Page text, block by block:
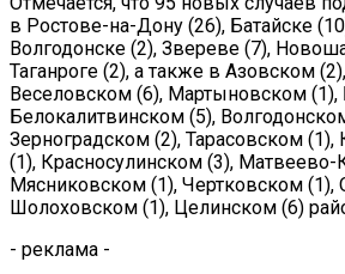
в Ростове-на-Дону (26), Батайске
Волгодонске (2), Звереве (7),
Таганроге (2), а также в Азовском
Веселовском (6), Мартыновском (1),
Белокалитвинском (5),
Зерноградском (2), Тарасовском (1),
(1), Красносулинском (3), Матвеево-
Мясниковском (1), Чертковском (1),
Шолоховском (1), Целинском (6)
- реклама -